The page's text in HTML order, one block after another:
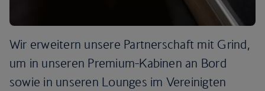
Wir erweitern unsere Partnerschaft mit Grind,
um in unseren Premium-Kabinen an Bord
sowie in unseren Lounges im Vereinigten